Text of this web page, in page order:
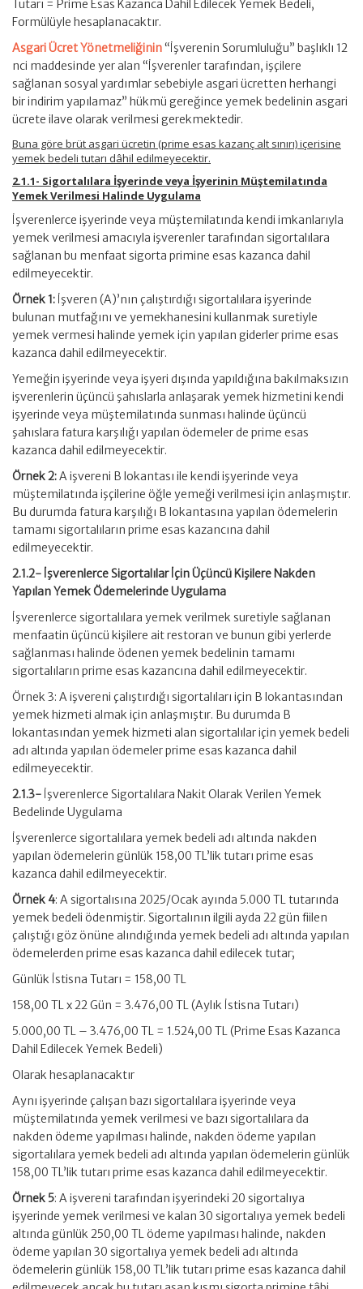
Tutarı = Prime Esas Kazanca Dahil Edilecek Yemek Bedeli,
Formülüyle hesaplanacaktır.
Asgari Ücret Yönetmeliğinin “İşverenin Sorumluluğu” başlıklı 12
nci maddesinde yer alan “İşverenler tarafından, işçilere
sağlanan sosyal yardımlar sebebiyle asgari ücretten herhangi
bir indirim yapılamaz” hükmü gereğince yemek bedelinin asgari
ücrete ilave olarak verilmesi gerekmektedir.
Buna göre brüt asgari ücretin (prime esas kazanç alt sınırı) içerisine
yemek bedeli tutarı dâhil edilmeyecektir.
2.1.1- Sigortalılara İşyerinde veya İşyerinin Müştemilatında
Yemek Verilmesi Halinde Uygulama
İşverenlerce işyerinde veya müştemilatında kendi imkanlarıyla
yemek verilmesi amacıyla işverenler tarafından sigortalılara
sağlanan bu menfaat sigorta primine esas kazanca dahil
edilmeyecektir.
Örnek 1: İşveren (A)’nın çalıştırdığı sigortalılara işyerinde
bulunan mutfağını ve yemekhanesini kullanmak suretiyle
yemek vermesi halinde yemek için yapılan giderler prime esas
kazanca dahil edilmeyecektir.
Yemeğin işyerinde veya işyeri dışında yapıldığına bakılmaksızın
işverenlerin üçüncü şahıslarla anlaşarak yemek hizmetini kendi
işyerinde veya müştemilatında sunması halinde üçüncü
şahıslara fatura karşılığı yapılan ödemeler de prime esas
kazanca dahil edilmeyecektir.
Örnek 2:A işvereni B lokantası ile kendi işyerinde veya
müştemilatında işçilerine öğle yemeği verilmesi için anlaşmıştır.
Bu durumda fatura karşılığı B lokantasına yapılan ödemelerin
tamamı sigortalıların prime esas kazancına dahil
edilmeyecektir.
2.1.2- İşverenlerce Sigortalılar İçin Üçüncü Kişilere Nakden
Yapılan Yemek Ödemelerinde Uygulama
İşverenlerce sigortalılara yemek verilmek suretiyle sağlanan
menfaatin üçüncü kişilere ait restoran ve bunun gibi yerlerde
sağlanması halinde ödenen yemek bedelinin tamamı
sigortalıların prime esas kazancına dahil edilmeyecektir.
Örnek 3: A işvereni çalıştırdığı sigortalıları için B lokantasından
yemek hizmeti almak için anlaşmıştır. Bu durumda B
lokantasından yemek hizmeti alan sigortalılar için yemek bedeli
adı altında yapılan ödemeler prime esas kazanca dahil
edilmeyecektir.
2.1.3- İşverenlerce Sigortalılara Nakit Olarak Verilen Yemek
Bedelinde Uygulama
İşverenlerce sigortalılara yemek bedeli adı altında nakden
yapılan ödemelerin günlük 158,00 TL’lik tutarı prime esas
kazanca dahil edilmeyecektir.
Örnek 4: A sigortalısına 2025/Ocak ayında 5.000 TL tutarında
yemek bedeli ödenmiştir. Sigortalının ilgili ayda 22 gün fiilen
çalıştığı göz önüne alındığında yemek bedeli adı altında yapılan
ödemelerden prime esas kazanca dahil edilecek tutar;
Günlük İstisna Tutarı = 158,00 TL
158,00 TL x 22 Gün = 3.476,00 TL (Aylık İstisna Tutarı)
5.000,00 TL – 3.476,00 TL = 1.524,00 TL (Prime Esas Kazanca
Dahil Edilecek Yemek Bedeli)
Olarak hesaplanacaktır
Aynı işyerinde çalışan bazı sigortalılara işyerinde veya
müştemilatında yemek verilmesi ve bazı sigortalılara da
nakden ödeme yapılması halinde, nakden ödeme yapılan
sigortalılara yemek bedeli adı altında yapılan ödemelerin günlük
158,00 TL’lik tutarı prime esas kazanca dahil edilmeyecektir.
Örnek 5: A işvereni tarafından işyerindeki 20 sigortalıya
işyerinde yemek verilmesi ve kalan 30 sigortalıya yemek bedeli
altında günlük 250,00 TL ödeme yapılması halinde, nakden
ödeme yapılan 30 sigortalıya yemek bedeli adı altında
ödemelerin günlük 158,00 TL’lik tutarı prime esas kazanca dahil